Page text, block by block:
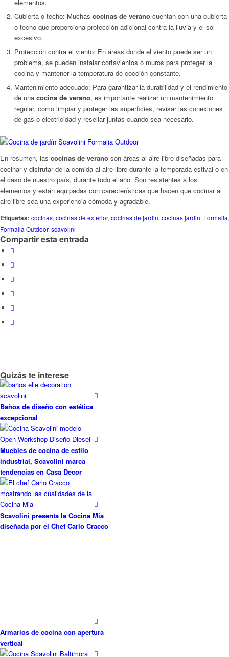
elementos.
Cubierta o techo: Muchas cocinas de verano cuentan con una cubierta
o techo que proporciona protección adicional contra la lluvia y el sol
excesivo.
Protección contra el viento: En áreas donde el viento puede ser un
problema, se pueden instalar cortavientos o muros para proteger la
cocina y mantener la temperatura de cocción constante.
Mantenimiento adecuado: Para garantizar la durabilidad y el rendimiento
de una cocina de verano, es importante realizar un mantenimiento
regular, como limpiar y proteger las superficies, revisar las conexiones
de gas o electricidad y resellar juntas cuando sea necesario.
En resumen, las cocinas de verano son áreas al aire libre diseñadas para
cocinar y disfrutar de la comida al aire libre durante la temporada estival o en
el caso de nuestro país, durante todo el año. Son resistentes a los
elementos y están equipadas con características que hacen que cocinar al
aire libre sea una experiencia cómoda y agradable.
Etiquetas: cocinas,cocinas de exterior,cocinas de jardin,cocinas jardin, Formalia,
Formalia Outdoor,scavolini
Compartir esta entrada
Quizás te interese
Baños de diseño con estética
excepcional
Muebles de cocina de estilo
industrial, Scavolini marca
tendencias en Casa Decor
Scavolini presenta la Cocina Mia
diseñada por el Chef Carlo Cracco
Muebles de cocina con iluminación
interna